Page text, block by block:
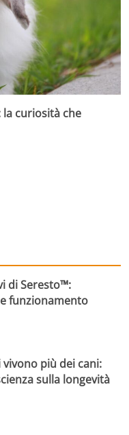
curiosità che
di Seresto™:
funzionamento
più dei cani:
sulla longevità